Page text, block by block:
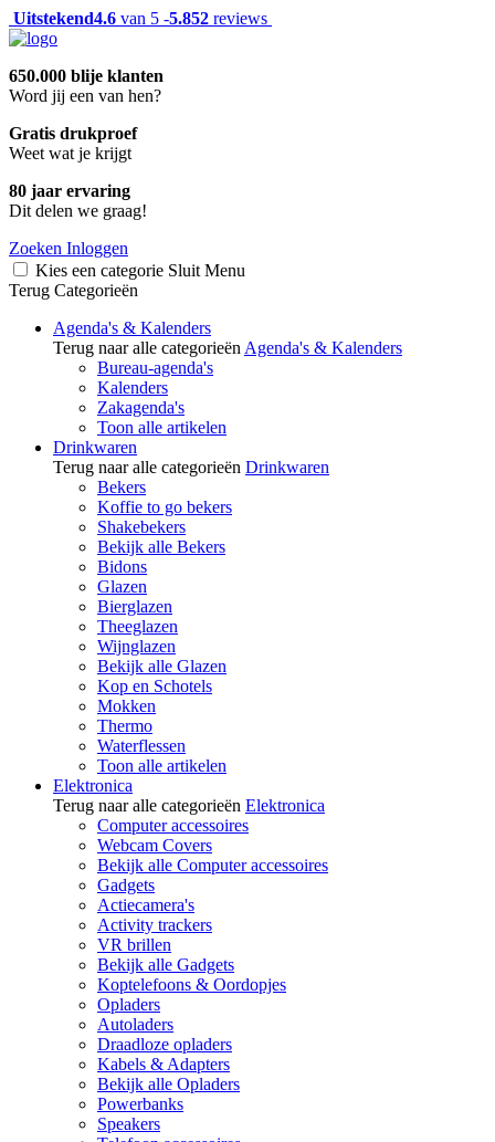
Uitstekend4.6 van 5 -5.852 reviews
650.000 blije klanten
Word jij een van hen?
Gratis drukproef
Weet wat je krijgt
80 jaar ervaring
Dit delen we graag!
Zoeken Inloggen
Kies een categorie Sluit Menu
Terug Categorieën
Agenda's & Kalenders
Terug naar alle categorieën Agenda's & Kalenders
Bureau-agenda's
Kalenders
Zakagenda's
Toon alle artikelen
Drinkwaren
Terug naar alle categorieën Drinkwaren
Bekers
Koffie to go bekers
Shakebekers
Bekijk alle Bekers
Bidons
Glazen
Bierglazen
Theeglazen
Wijnglazen
Bekijk alle Glazen
Kop en Schotels
Mokken
Thermo
Waterflessen
Toon alle artikelen
Elektronica
Terug naar alle categorieën Elektronica
Computer accessoires
Webcam Covers
Bekijk alle Computer accessoires
Gadgets
Actiecamera's
Activity trackers
VR brillen
Bekijk alle Gadgets
Koptelefoons & Oordopjes
Opladers
Autoladers
Draadloze opladers
Kabels & Adapters
Bekijk alle Opladers
Powerbanks
Speakers